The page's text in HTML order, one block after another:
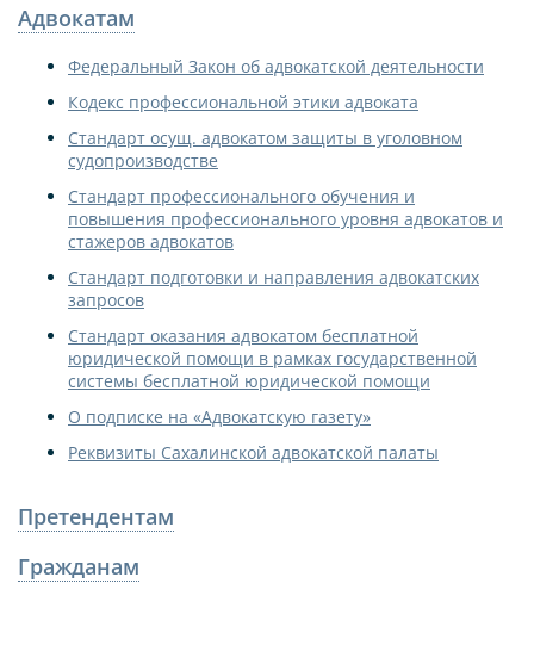
Адвокатам
Федеральный Закон об адвокатской деятельности
Кодекс профессиональной этики адвоката
Стандарт осущ. адвокатом защиты в уголовном
судопроизводстве
Стандарт профессионального обучения и
повышения профессионального уровня адвокатов и
стажеров адвокатов
Стандарт подготовки и направления адвокатских
запросов
Стандарт оказания адвокатом бесплатной
юридической помощи в рамках государственной
системы бесплатной юридической помощи
О подписке на «Адвокатскую газету»
Реквизиты Сахалинской адвокатской палаты
Претендентам
Гражданам